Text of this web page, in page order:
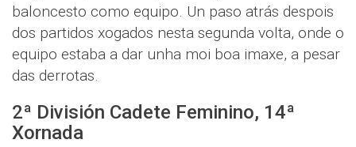
baloncesto como equipo. Un paso atrás despois
dos partidos xogados nesta segunda volta, onde o
equipo estaba a dar unha moi boa imaxe, a pesar
das derrotas.
2ª División Cadete Feminino, 14ª
Xornada